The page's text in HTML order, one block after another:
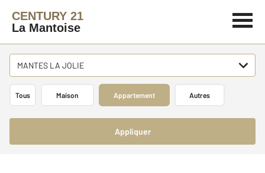
CENTURY 21
La Mantoise
MANTES LA JOLIE
Tous Maison Appartement Autres
Appliquer